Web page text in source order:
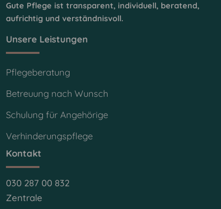
Gute Pflege ist transparent, individuell, beratend,
aufrichtig und verständnisvoll.
Unsere Leistungen
Pflegeberatung
Betreuung nach Wunsch
Schulung für Angehörige
Verhinderungspflege
Kontakt
030 287 00 832
Zentrale